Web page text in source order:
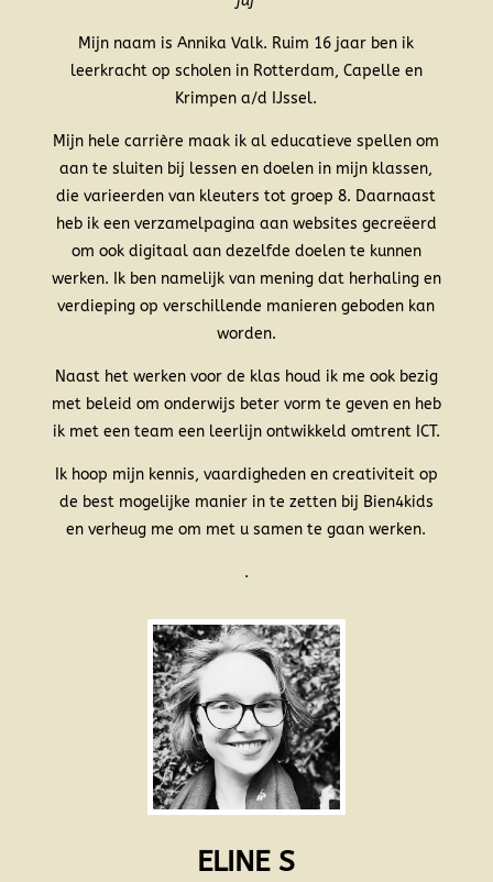
Mijn naam is Annika Valk. Ruim 16 jaar ben ik
leerkracht op scholen in Rotterdam, Capelle en
Krimpen a/d IJssel.
Mijn hele carrière maak ik al educatieve spellen om
aan te sluiten bij lessen en doelen in mijn klassen,
die varieerden van kleuters tot groep 8. Daarnaast
heb ik een verzamelpagina aan websites gecreëerd
om ook digitaal aan dezelfde doelen te kunnen
werken. Ik ben namelijk van mening dat herhaling en
verdieping op verschillende manieren geboden kan
worden.
Naast het werken voor de klas houd ik me ook bezig
met beleid om onderwijs beter vorm te geven en heb
ik met een team een leerlijn ontwikkeld omtrent ICT.
Ik hoop mijn kennis, vaardigheden en creativiteit op
de best mogelijke manier in te zetten bij Bien4kids
en verheug me om met u samen te gaan werken.
.
ELINE S